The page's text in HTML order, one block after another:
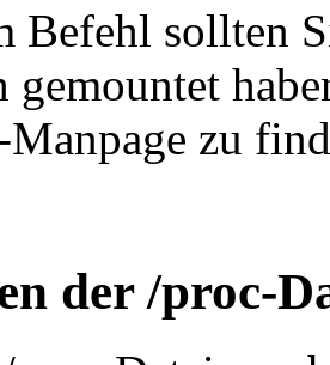
Befehl sollten
gemountet
zu
der /proc-